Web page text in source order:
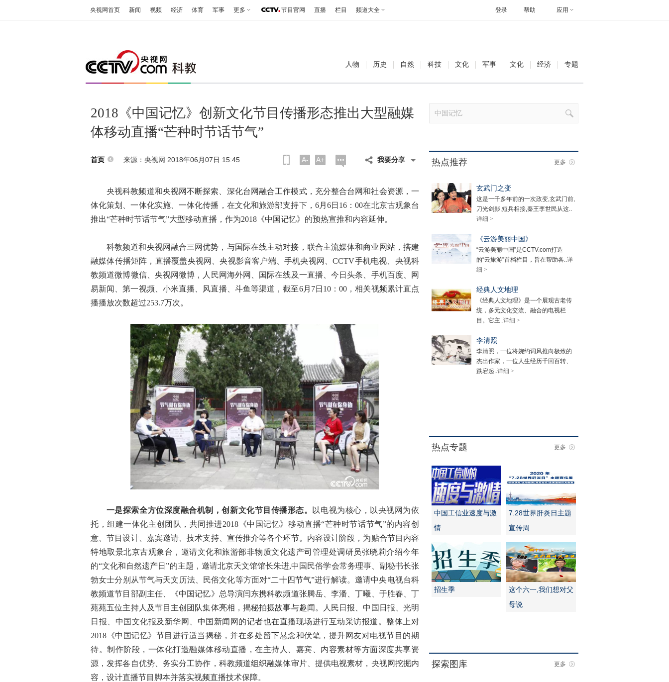
央视网首页 新闻 视频 经济 体育 军事 更多 节目官网 直播 栏目 频道大全 帮助 应用
登录
人物 历史 自然 科技 文化 军事 文化 经济 专题
2018《中国记忆》创新文化节目传播形态推出大型融媒
体移动直播“芒种时节话节气”
首页 来源：央视网 2018年06月07日 15:45 A- A+ 我要分享
央视科教频道和央视网不断探索、深化台网融合工作模式，充分整合台网和社会资源，一
体化策划、一体化实施、一体化传播，在文化和旅游部支持下， 6月6日16：00在北京古观象台
推出“芒种时节话节气”大型移动直播，作为2018《中国记忆》的预热宣推和内容延伸。
科教频道和央视网融合三网优势，与国际在线主动对接，联合主流媒体和商业网站，搭建
融媒体传播矩阵，直播覆盖央视网、央视影音客户端、手机央视网、CCTV手机电视、央视科
教频道微博微信、央视网微博，人民网海外网、国际在线及一直播、今日头条、手机百度、网
易新闻、第一视频、小米直播、风直播、斗鱼等渠道，截至6月7日10：00，相关视频累计直点
播播放次数超过253.7万次。
一是探索全方位深度融合机制，创新文化节目传播形态。
以电视为核心，以央视网为依
托，组建一体化主创团队，共同推进2018《中国记忆》移动直播“芒种时节话节气”的内容创
意、节目设计、嘉宾邀请、技术支持、宣传推介等各个环节。内容设计阶段，为贴合节目内容
特地取景北京古观象台，邀请文化和旅游部非物质文化遗产司管理处调研员张晓莉介绍今年
的“文化和自然遗产日”的主题，邀请北京天文馆馆长朱进,中国民俗学会常务理事、副秘书长张
勃女士分别从节气与天文历法、民俗文化等方面对“二十四节气”进行解读。邀请中央电视台科
教频道节目部副主任、《中国记忆》总导演闫东携科教频道张腾岳、李潘、丁曦、于胜春、丁
苑苑五位主持人及节目主创团队集体亮相，揭秘拍摄故事与趣闻。人民日报、中国日报、光明
日报、中国文化报及新华网、中国新闻网的记者也在直播现场进行互动采访报道。整体上对
2018《中国记忆》节目进行适当揭秘，并在多处留下悬念和伏笔，提升网友对电视节目的期
待。制作阶段，一体化打造融媒体移动直播，在主持人、嘉宾、内容素材等方面深度共享资
源，发挥各自优势、务实分工协作，科教频道组织融媒体审片、提供电视素材，央视网挖掘内
容，设计直播节目脚本并落实视频直播技术保障。
热点推荐 更多
玄武门之变
这是一千多年前的一次政变,玄武门前,
刀光剑影,短兵相接,秦王李世民从这..
详细 >
《云游美丽中国》
“云游美丽中国”是CCTV.com打造
的“云旅游”首档栏目，旨在帮助各..详
细 >
经典人文地理
《经典人文地理》是一个展现古老传
统，多元文化交流、融合的电视栏
目。它主..详细 >
李清照
李清照，一位将婉约词风推向极致的
杰出作家，一位人生经历千回百转、
跌宕起..详细 >
热点专题 更多
中国工信业速度与激
情
7.28世界肝炎日主题
宣传周
招生季
这个六一,我们想对父
母说
探索图库 更多